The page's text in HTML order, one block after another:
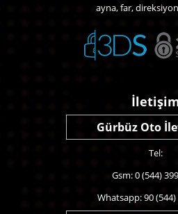
ayna, far,
Gürbüz Oto
Tel:
Gsm: 0 (544)
Whatsapp: 90 (544)